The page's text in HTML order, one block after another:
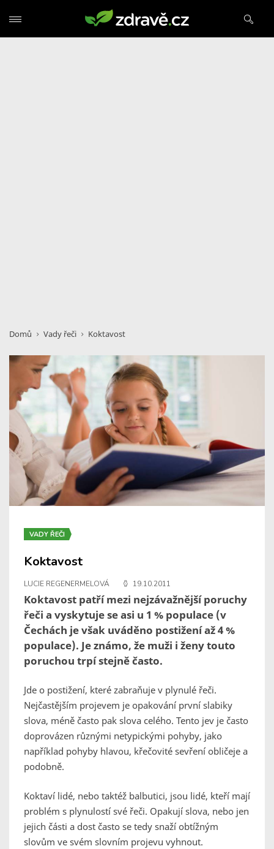
Domů Vady řeči Koktavost
VADY ŘEČI
Koktavost
LUCIE REGENERMELOVÁ 19.10.2011
Koktavost patří mezi nejzávažnější poruchy
řeči a vyskytuje se asi u 1 % populace (v
Čechách je však uváděno postižení až 4 %
populace). Je známo, že muži i ženy touto
poruchou trpí stejně často.
Jde o postižení, které zabraňuje v plynulé řeči.
Nejčastějším projevem je opakování první slabiky
slova, méně často pak slova celého. Tento jev je často
doprovázen různými netypickými pohyby, jako
například pohyby hlavou, křečovité sevření obličeje a
podobně.
Koktaví lidé, nebo taktéž balbutici, jsou lidé, kteří mají
problém s plynulostí své řeči. Opakují slova, nebo jen
jejich části a dost často se tedy snaží obtížným
slovům ve svém slovním projevu vyhnout.